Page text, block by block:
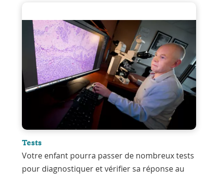
Tests
Votre enfant pourra passer de nombreux tests
pour diagnostiquer et vérifier sa réponse au